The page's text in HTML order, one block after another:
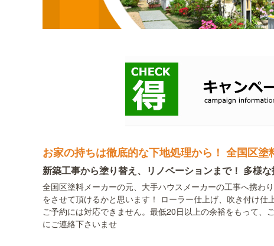
お家の持ちは徹底的な下地処理から！ 全国区
新築工事から塗り替え、リノベーションまで！ 多様
全国区塗料メーカーの元、大手ハウスメーカーの工事へ携わ
をさせて頂けるかと思います！ ローラー仕上げ、吹き付け
ご予約には対応できません。最低20日以上の余裕をもって
にご連絡下さいませ